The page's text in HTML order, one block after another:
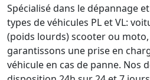
Spécialisé dans le dépannage
types de véhicules PL et VL:
(poids lourds) scooter ou moto,
garantissons une prise en
véhicule en cas de panne. Nos